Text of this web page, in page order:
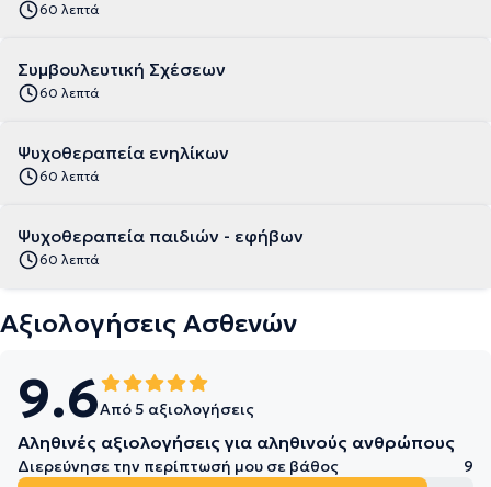
60 λεπτά
Συμβουλευτική Σχέσεων
60 λεπτά
Ψυχοθεραπεία ενηλίκων
60 λεπτά
Ψυχοθεραπεία παιδιών - εφήβων
60 λεπτά
Αξιολογήσεις Ασθενών
9.6Από 5 αξιολογήσεις
Αληθινές αξιολογήσεις για αληθινούς ανθρώπους
Διερεύνησε την περίπτωσή μου σε βάθος 9